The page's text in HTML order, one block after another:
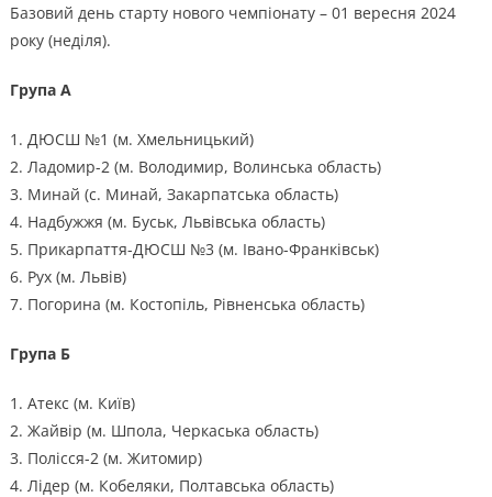
Базовий день старту нового чемпіонату – 01 вересня 2024
року (неділя).
Група А
1. ДЮСШ №1 (м. Хмельницький)
2. Ладомир-2 (м. Володимир, Волинська область)
3. Минай (с. Минай, Закарпатська область)
4. Надбужжя (м. Буськ, Львівська область)
5. Прикарпаття-ДЮСШ №3 (м. Івано-Франківськ)
6. Рух (м. Львів)
7. Погорина (м. Костопіль, Рівненська область)
Група Б
1. Атекс (м. Київ)
2. Жайвір (м. Шпола, Черкаська область)
3. Полісся-2 (м. Житомир)
4. Лідер (м. Кобеляки, Полтавська область)